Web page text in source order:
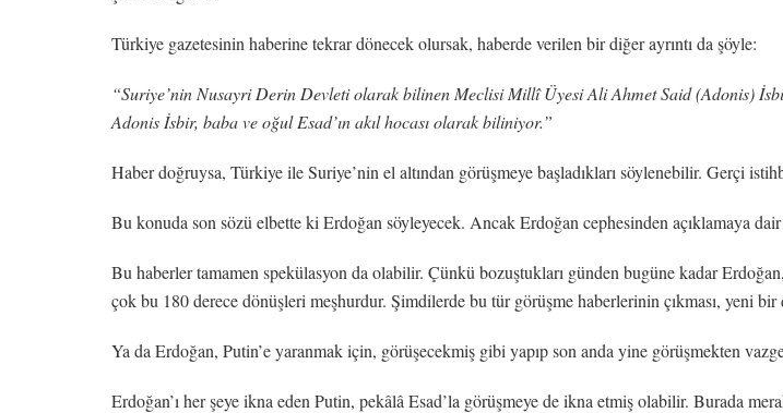
Türkiye gazetesinin haberine tekrar dönecek olursak, haberde verilen bir diğer ayrıntı da şöyle:
“Suriye’nin Nusayri Derin Devleti olarak bilinen Meclisi Millî Üyesi Ali Ahmet Said (Adonis)
Adonis İsbir, baba ve oğul Esad’ın akıl hocası olarak biliniyor.”
Haber doğruysa, Türkiye ile Suriye’nin el altından görüşmeye başladıkları söylenebilir. Gerçi
Bu konuda son sözü elbette ki Erdoğan söyleyecek. Ancak Erdoğan cephesinden açıklamaya
Bu haberler tamamen spekülasyon da olabilir. Çünkü bozuştukları günden bugüne kadar
çok bu 180 derece dönüşleri meşhurdur. Şimdilerde bu tür görüşme haberlerinin çıkması, yeni bir
Ya da Erdoğan, Putin’e yaranmak için, görüşecekmiş gibi yapıp son anda yine görüşmekten
Erdoğan’ı her şeye ikna eden Putin, pekâlâ Esad’la görüşmeye de ikna etmiş olabilir. Burada